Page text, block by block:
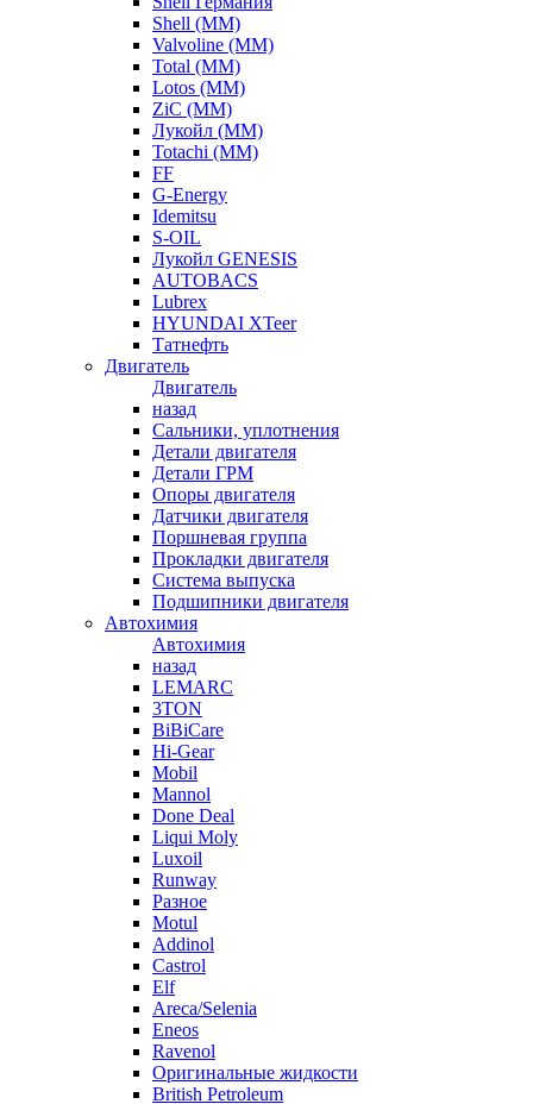
Shell (ММ)
Valvoline (ММ)
Total (ММ)
Lotos (ММ)
ZiC (ММ)
Лукойл (ММ)
Totachi (MM)
FF
G-Energy
Idemitsu
S-OIL
Лукойл GENESIS
AUTOBACS
Lubrex
HYUNDAI XTeer
Татнефть
Двигатель
Двигатель
назад
Сальники, уплотнения
Детали двигателя
Детали ГРМ
Опоры двигателя
Датчики двигателя
Поршневая группа
Прокладки двигателя
Система выпуска
Подшипники двигателя
Автохимия
Автохимия
назад
LEMARC
3TON
BiBiCare
Hi-Gear
Mobil
Mannol
Done Deal
Liqui Moly
Luxoil
Runway
Разное
Motul
Addinol
Castrol
Elf
Areca/Selenia
Eneos
Ravenol
Оригинальные жидкости
British Petroleum